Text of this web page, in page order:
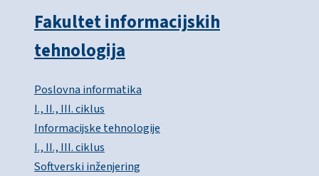
Fakultet informacijskih
tehnologija
Poslovna informatika
I., II., III. ciklus
Informacijske tehnologije
I., II., III. ciklus
Softverski inženjering